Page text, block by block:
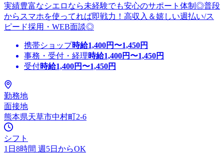
実績豊富なシエロなら未経験でも安心のサポート体制◎普段
からスマホを使ってれば即戦力！高収入＆嬉しい週払い/ス
ピード採用・WEB面談◎
携帯ショップ時給1,400円〜1,450円
事務・受付・経理時給1,400円〜1,450円
受付時給1,400円〜1,450円
勤務地
面接地
熊本県天草市中村町2-6
シフト
1日8時間 週5日からOK